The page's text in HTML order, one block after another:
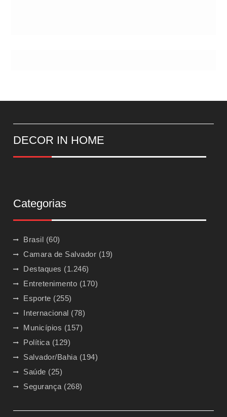
DECOR IN HOME
Categorias
Brasil (60)
Camara de Salvador (19)
Destaques (1.246)
Entretenimento (170)
Esporte (255)
Internacional (78)
Municípios (157)
Política (129)
Salvador/Bahia (194)
Saúde (25)
Segurança (268)